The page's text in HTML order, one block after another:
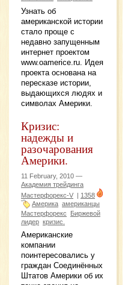
Узнать об
американской истории
стало проще с
недавно запущенным
интернет проектом
www.oamerice.ru. Идея
проекта основана на
пересказе истории,
выдающихся людях и
символах Америки.
Кризис:
надежды и
разочарования
Америки.
11 February, 2010 —
Академия трейдинга
Мастерфорекс-V | 1358
Америка американцы
Мастерфорекс
Биржевой
лидер кризис.
Американские
компании
поинтересовались у
граждан Соединённых
Штатов Америки об их